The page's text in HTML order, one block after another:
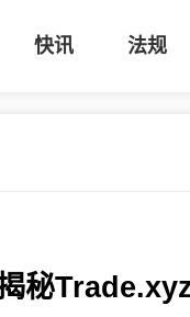
快讯 法规
秘